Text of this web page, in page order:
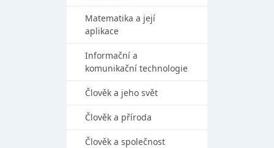
Matematika a její
aplikace
Informační a
komunikační technologie
Člověk a jeho svět
Člověk a příroda
Člověk a společnost